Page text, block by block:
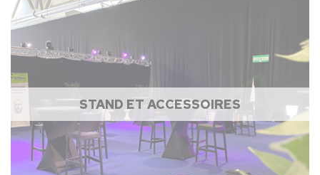
STAND ET ACCESSOIRES